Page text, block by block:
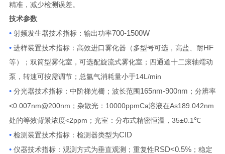
精准，减少检测误差。
技术参数
• 射频发生器技术指标：输出功率700-1500W
• 进样装置技术指标：高效进口雾化器（多型号可选，高盐、耐HF
等）；双筒型雾化室，可选配旋流式雾化室；四通道十二滚轴蠕动
泵，转速可按需调节；总氩气消耗量小于14L/min
• 分光器技术指标：中阶梯光栅；波长范围 165nm-900nm ；分辨率
<0.007nm@200nm ；杂散光： 10000ppmCa溶液在As189.042nm
处的等效背景浓度<2ppm ；光室：分布式精密恒温， 35±0.1℃
• 检测装置技术指标：检测器类型为CID
• 仪器技术指标：观测方式为垂直观测；重复性RSD<0.5%；稳定